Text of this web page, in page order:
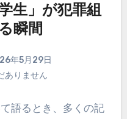
生」が犯罪組
瞬間
年5月29日
ありません
語るとき、多くの記